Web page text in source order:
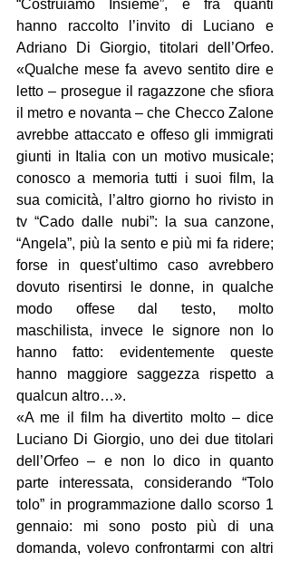
“Costruiamo Insieme”, è fra quanti
hanno raccolto l’invito di Luciano e
Adriano Di Giorgio, titolari dell’Orfeo.
«Qualche mese fa avevo sentito dire e
letto – prosegue il ragazzone che sfiora
il metro e novanta – che Checco Zalone
avrebbe attaccato e offeso gli immigrati
giunti in Italia con un motivo musicale;
conosco a memoria tutti i suoi film, la
sua comicità, l’altro giorno ho rivisto in
tv “Cado dalle nubi”: la sua canzone,
“Angela”, più la sento e più mi fa ridere;
forse in quest’ultimo caso avrebbero
dovuto risentirsi le donne, in qualche
modo offese dal testo, molto
maschilista, invece le signore non lo
hanno fatto: evidentemente queste
hanno maggiore saggezza rispetto a
qualcun altro…».
«A me il film ha divertito molto – dice
Luciano Di Giorgio, uno dei due titolari
dell’Orfeo – e non lo dico in quanto
parte interessata, considerando “Tolo
tolo” in programmazione dallo scorso 1
gennaio: mi sono posto più di una
domanda, volevo confrontarmi con altri